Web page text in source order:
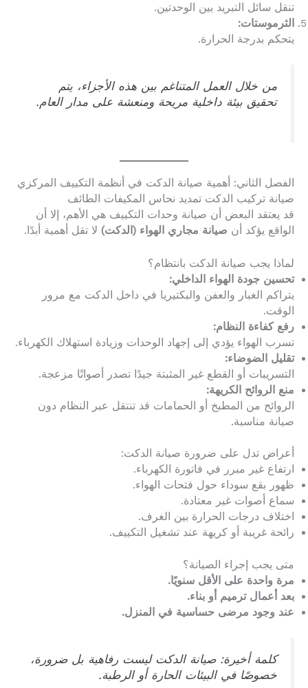
تنقل سائل التبريد بين الوحدتين.
الثرموستات:
يتحكم بدرجة الحرارة.
من خلال العمل المتناغم بين هذه الأجزاء، يتم
تحقيق بيئة داخلية مريحة ومنعشة على مدار العام.
الفصل الثاني: أهمية صيانة الدكت في أنظمة التكييف المركزي
صيانة تركيب الدكت تمديد نحاس المكيفات الطائف
قد يعتقد البعض أن صيانة وحدات التكييف هي الأهم، إلا أن
الواقع يؤكد أن صيانة مجاري الهواء (الدكت) لا تقل أهمية أبدًا.
لماذا يجب صيانة الدكت بانتظام؟
تحسين جودة الهواء الداخلي:
يتراكم الغبار والعفن والبكتيريا في داخل الدكت مع مرور
الوقت.
رفع كفاءة النظام:
تسرب الهواء يؤدي إلى إجهاد الوحدات وزيادة استهلاك الكهرباء.
تقليل الضوضاء:
التسريبات أو القطع غير المثبتة جيدًا تصدر أصواتًا مزعجة.
منع الروائح الكريهة:
الروائح من المطبخ أو الحمامات قد تنتقل عبر النظام دون
صيانة مناسبة.
أعراض تدل على ضرورة صيانة الدكت:
ارتفاع غير مبرر في فاتورة الكهرباء.
ظهور بقع سوداء حول فتحات الهواء.
سماع أصوات غير معتادة.
اختلاف درجات الحرارة بين الغرف.
رائحة غريبة أو كريهة عند تشغيل التكييف.
متى يجب إجراء الصيانة؟
مرة واحدة على الأقل سنويًا.
بعد أعمال ترميم أو بناء.
عند وجود مرضى حساسية في المنزل.
كلمة أخيرة: صيانة الدكت ليست رفاهية بل ضرورة،
خصوصًا في البيئات الحارة أو الرطبة.